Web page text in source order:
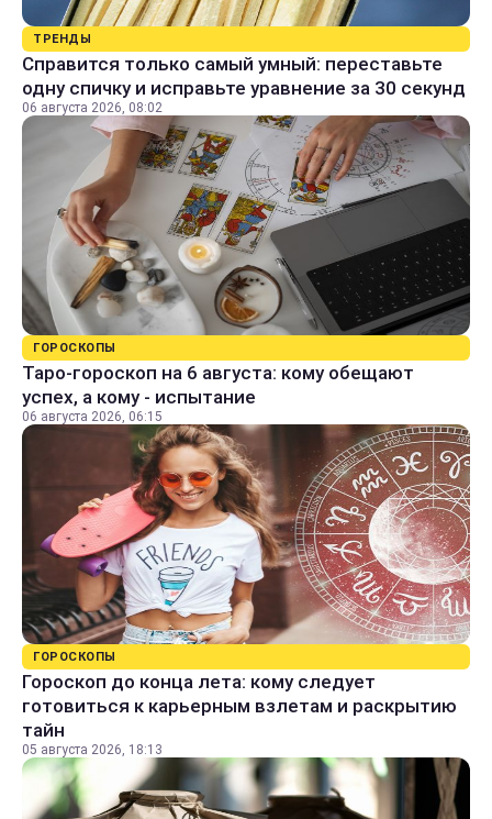
ТРЕНДЫ
Справится только самый умный: переставьте
одну спичку и исправьте уравнение за 30 секунд
06 августа 2026, 08:02
ГОРОСКОПЫ
Таро-гороскоп на 6 августа: кому обещают
успех, а кому - испытание
06 августа 2026, 06:15
ГОРОСКОПЫ
Гороскоп до конца лета: кому следует
готовиться к карьерным взлетам и раскрытию
тайн
05 августа 2026, 18:13